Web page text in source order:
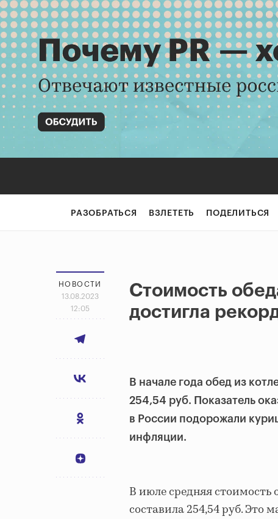
РАЗОБРАТЬСЯ ВЗЛЕТЕТЬ ПОДЕЛИТЬСЯ
НОВОСТИ
13.08.2023
12:05
Стоимость
достигла
В начале года обед из
254,54 руб. Показатель
в России подорожали
инфляции.
В июле средняя стоимость
составила 254,54 руб. Это